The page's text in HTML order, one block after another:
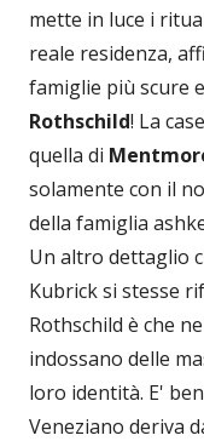
mette in luce i
reale residenza,
famiglie più scure
Rothschild! La
quella di
solamente con il
della famiglia
Un altro dettaglio
Kubrick si stesse
Rothschild è che
indossano delle
loro identità. E'
Veneziano deriva